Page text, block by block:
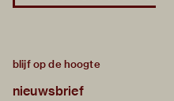
blijf op de hoogte
nieuwsbrief